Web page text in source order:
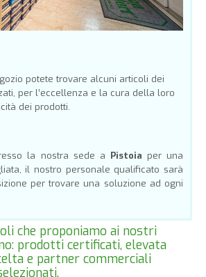
potete trovare alcuni articoli dei
per l’eccellenza e la cura della loro
dei prodotti.
la nostra sede a Pistoia per una
il nostro personale qualificato sarà
per trovare una soluzione ad ogni
che proponiamo ai nostri
prodotti certificati, elevata
e partner commerciali